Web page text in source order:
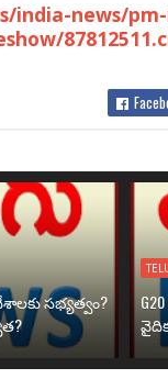
india-news/
సభ్యత్వం?